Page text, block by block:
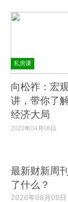
私房课
向松祚：宏
讲，带你了
经济大局
2022年04月06日
最新财新周
了什么？
2026年08月09日